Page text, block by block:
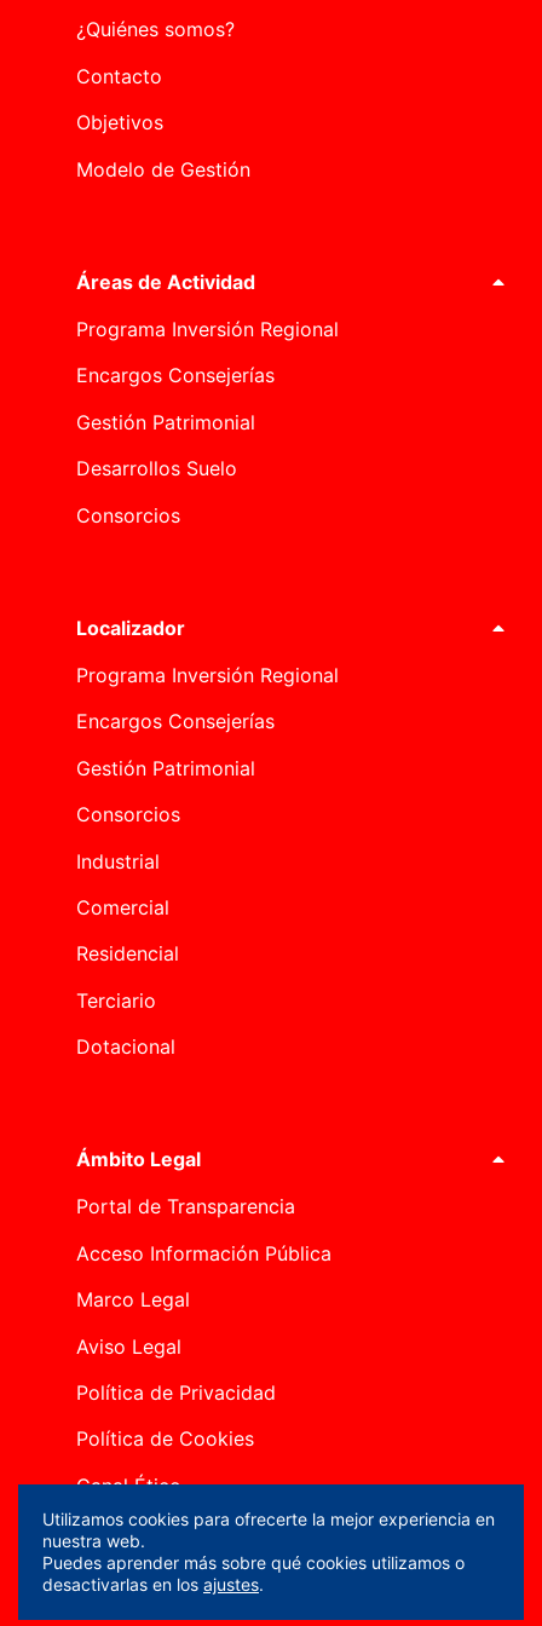
¿Quiénes somos?
Contacto
Objetivos
Modelo de Gestión
Áreas de Actividad
Programa Inversión Regional
Encargos Consejerías
Gestión Patrimonial
Desarrollos Suelo
Consorcios
Localizador
Programa Inversión Regional
Encargos Consejerías
Gestión Patrimonial
Consorcios
Industrial
Comercial
Residencial
Terciario
Dotacional
Ámbito Legal
Portal de Transparencia
Acceso Información Pública
Marco Legal
Aviso Legal
Política de Privacidad
Política de Cookies
Canal Ético
Mapa del sitio
Política de Seguridad de la Información-ENS
Utilizamos cookies para ofrecerte la mejor experiencia en
nuestra web.
Puedes aprender más sobre qué cookies utilizamos o
desactivarlas en los ajustes.